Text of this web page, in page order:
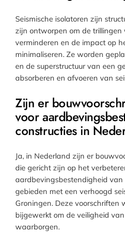
Seismische isolatoren zijn
zijn ontworpen om de
verminderen en de impact op
minimaliseren. Ze worden
en de superstructuur van een
absorberen en afvoeren van
Zijn er
voor
constructies in
Ja, in Nederland zijn er
die gericht zijn op het
aardbevingsbestendigheid
gebieden met een verhoogd
Groningen. Deze voorschriften
bijgewerkt om de veiligheid
waarborgen.